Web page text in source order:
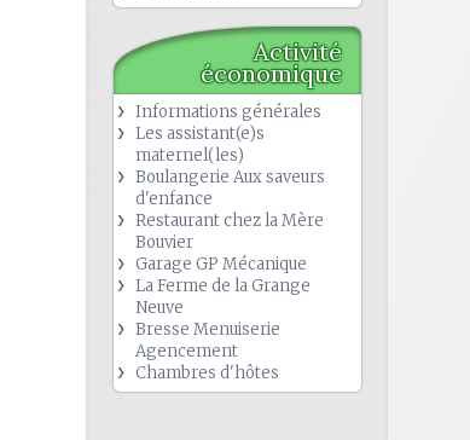
Activité
économique
Informations générales
Les assistant(e)s
maternel(les)
Boulangerie Aux saveurs
d'enfance
Restaurant chez la Mère
Bouvier
Garage GP Mécanique
La Ferme de la Grange
Neuve
Bresse Menuiserie
Agencement
Chambres d'hôtes